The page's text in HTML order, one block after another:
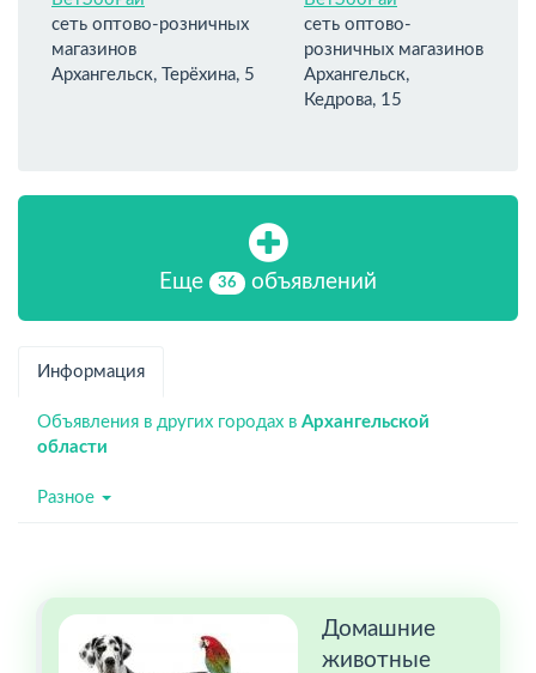
сеть оптово-розничных
магазинов
Архангельск, Терёхина, 5
сеть оптово-
розничных магазинов
Архангельск,
Кедрова, 15
Еще 36 объявлений
Информация
Объявления в других городах в Архангельской
области
Разное
Домашние
животные